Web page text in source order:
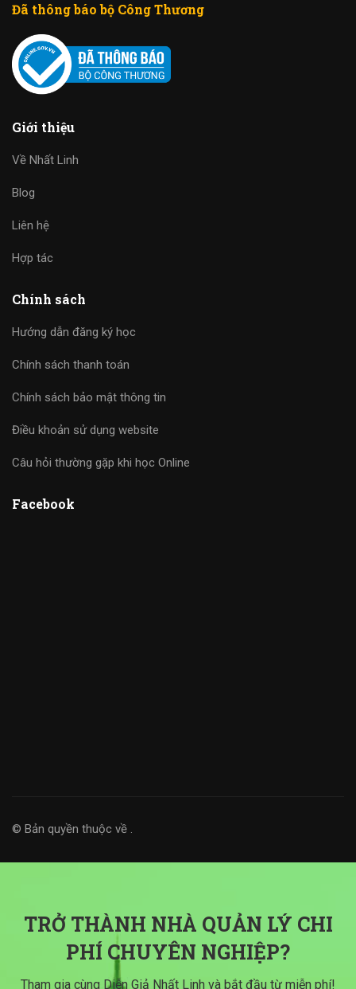
Đã thông báo bộ Công Thương
Giới thiệu
Về Nhất Linh
Blog
Liên hệ
Hợp tác
Chính sách
Hướng dẫn đăng ký học
Chính sách thanh toán
Chính sách bảo mật thông tin
Điều khoản sử dụng website
Câu hỏi thường gặp khi học Online
Facebook
© Bản quyền thuộc về .
TRỞ THÀNH NHÀ QUẢN LÝ CHI
PHÍ CHUYÊN NGHIỆP?
Tham gia cùng Diễn Giả Nhất Linh và bắt đầu từ miễn phí!